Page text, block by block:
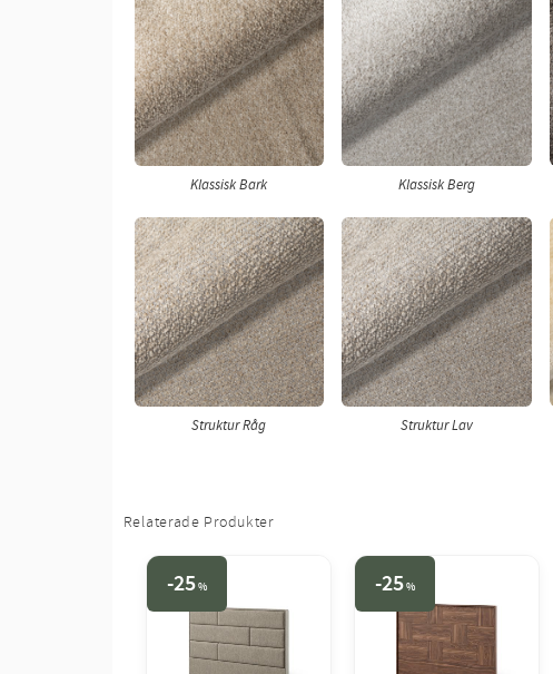
Klassisk Bark Klassisk Berg
Struktur Råg Struktur Lav
Relaterade Produkter
25% 25%